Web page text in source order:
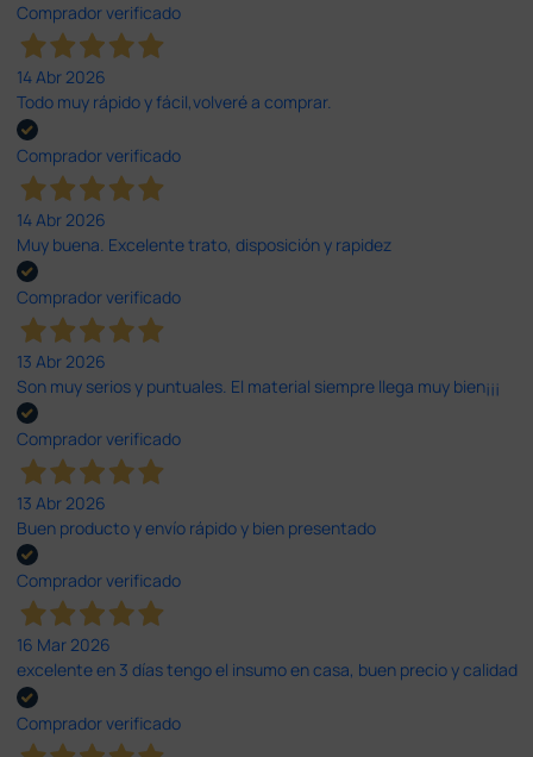
Comprador verificado
14 Abr 2026
Todo muy rápido y fácil,volveré a comprar.
Comprador verificado
14 Abr 2026
Muy buena. Excelente trato, disposición y rapidez
Comprador verificado
13 Abr 2026
Son muy serios y puntuales. El material siempre llega muy bien¡¡¡
Comprador verificado
13 Abr 2026
Buen producto y envío rápido y bien presentado
Comprador verificado
16 Mar 2026
excelente en 3 días tengo el insumo en casa, buen precio y calidad
Comprador verificado